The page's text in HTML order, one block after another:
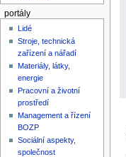
portály
Lidé
Stroje, technická
zařízení a nářadí
Materiály, látky,
energie
Pracovní a životní
prostředí
Management a řízení
BOZP
Sociální aspekty,
společnost